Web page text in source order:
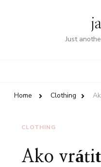
Just
Home Clothing
CLOTHING
Ako